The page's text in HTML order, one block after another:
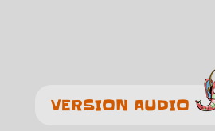
VERSION AUDIO